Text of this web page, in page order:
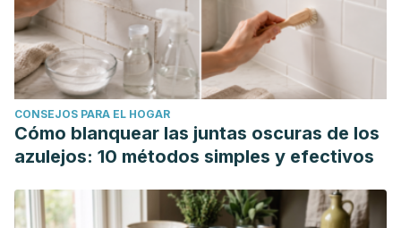
CONSEJOS PARA EL HOGAR
Cómo blanquear las juntas oscuras de los
azulejos: 10 métodos simples y efectivos